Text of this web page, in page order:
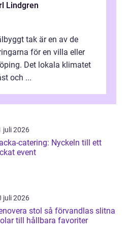
Lindgren
tak är en av de
för en villa eller
Det lokala klimatet
och ...
juli 2026
catering: Nyckeln till ett
event
juli 2026
stol så förvandlas slitna
till hållbara favoriter